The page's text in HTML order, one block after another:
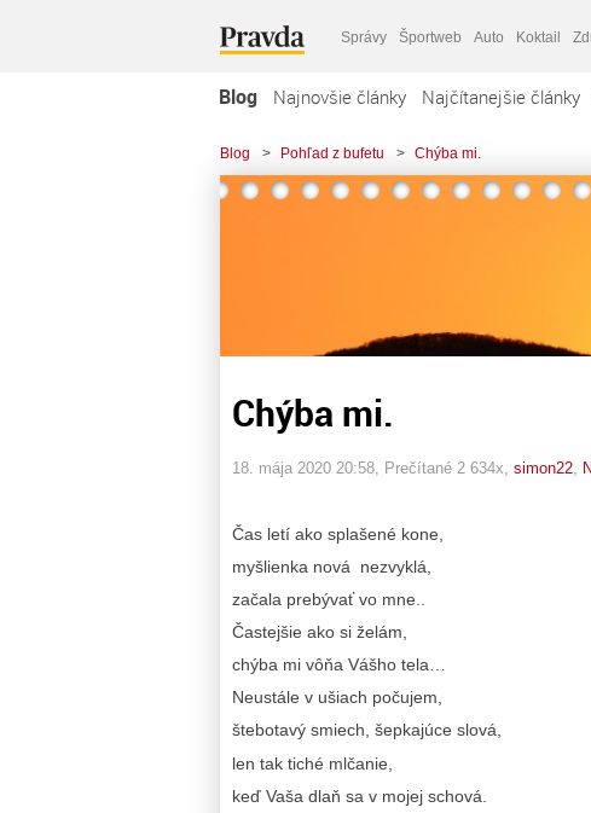
Správy Športweb Auto Koktail
Blog Najnovšie články Najčítanejšie články
Blog > Pohľad z bufetu > Chýba mi.
Chýba mi.
18. mája 2020 20:58 , Prečítané 2 634x, simon22
Čas letí ako splašené kone,
myšlienka nová nezvyklá,
začala prebývať vo mne..
Častejšie ako si želám,
chýba mi vôňa Vášho tela…
Neustále v ušiach počujem,
štebotavý smiech, šepkajúce slová,
len tak tiché mlčanie,
keď Vaša dlaň sa v mojej schová.